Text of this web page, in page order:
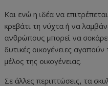
Και ενώ η ιδέα να
κρεβάτι τη νύχτα ή να
ανθρώπους μπορεί να
δυτικές οικογένειες
μέλος της οικογένειας.
Σε άλλες περιπτώσεις, τα